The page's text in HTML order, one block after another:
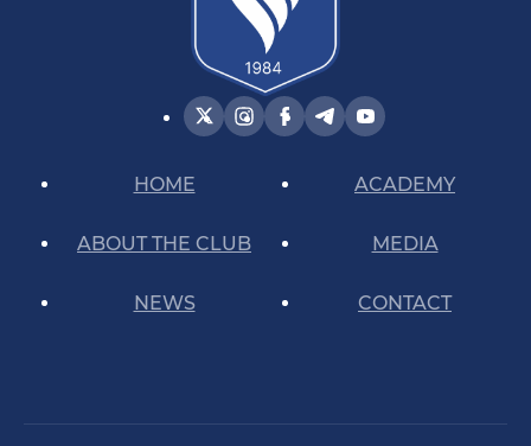
HOME
ABOUT THE CLUB
NEWS
ACADEMY
MEDIA
CONTACT